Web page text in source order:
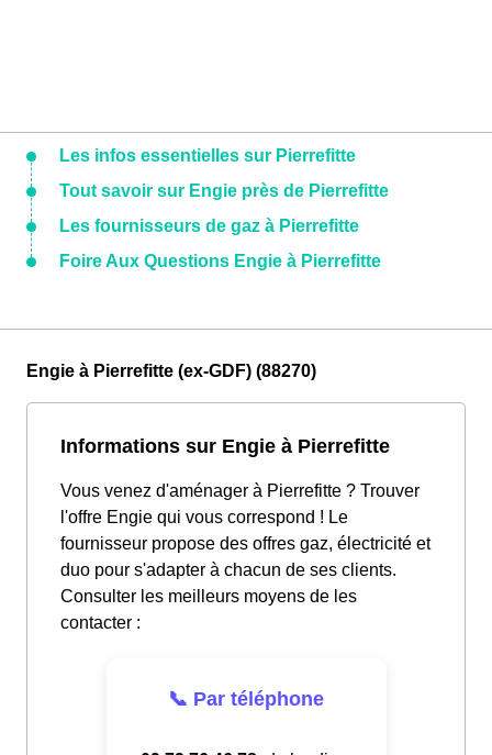
Les infos essentielles sur Pierrefitte
Tout savoir sur Engie près de Pierrefitte
Les fournisseurs de gaz à Pierrefitte
Foire Aux Questions Engie à Pierrefitte
Engie à Pierrefitte (ex-GDF) (88270)
Informations sur Engie à Pierrefitte
Vous venez d'aménager à Pierrefitte ? Trouver
l'offre Engie qui vous correspond ! Le
fournisseur propose des offres gaz, électricité et
duo pour s'adapter à chacun de ses clients.
Consulter les meilleurs moyens de les
contacter :
📞 Par téléphone